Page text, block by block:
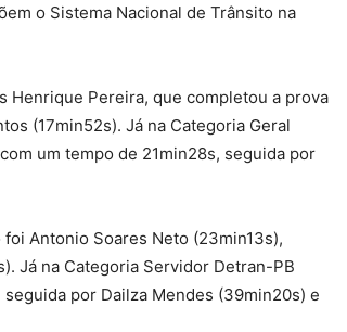
o Sistema Nacional de Trânsito na
Henrique Pereira, que completou a prova
(17min52s). Já na Categoria Geral
um tempo de 21min28s, seguida por
Antonio Soares Neto (23min13s),
Já na Categoria Servidor Detran-PB
por Dailza Mendes (39min20s) e